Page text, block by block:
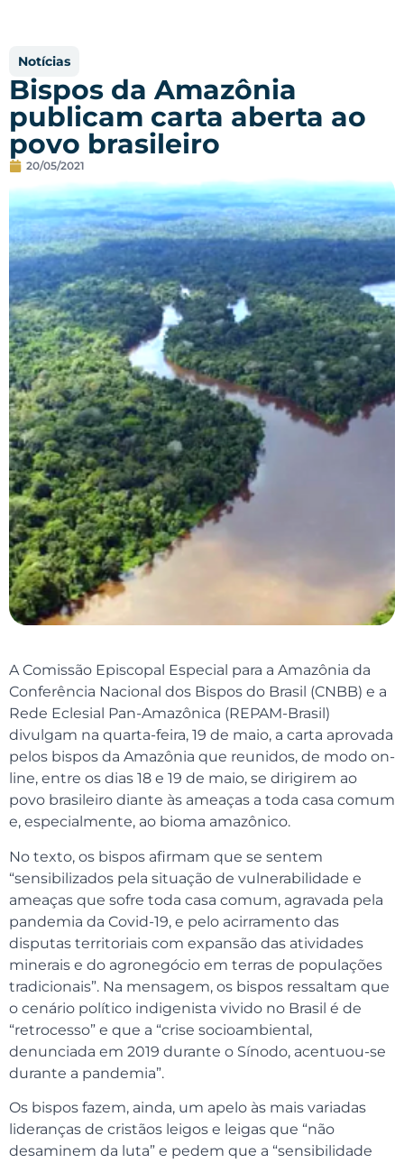
Notícias
Bispos da Amazônia
publicam carta aberta ao
povo brasileiro
20/05/2021
A Comissão Episcopal Especial para a Amazônia da
Conferência Nacional dos Bispos do Brasil (CNBB) e a
Rede Eclesial Pan-Amazônica (REPAM-Brasil)
divulgam na quarta-feira, 19 de maio, a carta aprovada
pelos bispos da Amazônia que reunidos, de modo on-
line, entre os dias 18 e 19 de maio, se dirigirem ao
povo brasileiro diante às ameaças a toda casa comum
e, especialmente, ao bioma amazônico.
No texto, os bispos afirmam que se sentem
“sensibilizados pela situação de vulnerabilidade e
ameaças que sofre toda casa comum, agravada pela
pandemia da Covid-19, e pelo acirramento das
disputas territoriais com expansão das atividades
minerais e do agronegócio em terras de populações
tradicionais”. Na mensagem, os bispos ressaltam que
o cenário político indigenista vivido no Brasil é de
“retrocesso” e que a “crise socioambiental,
denunciada em 2019 durante o Sínodo, acentuou-se
durante a pandemia”.
Os bispos fazem, ainda, um apelo às mais variadas
lideranças de cristãos leigos e leigas que “não
desaminem da luta” e pedem que a “sensibilidade